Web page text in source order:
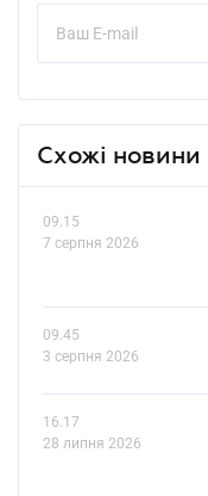
Схожі новини
09.15
7 серпня 2026
09.45
3 серпня 2026
16.17
28 липня 2026